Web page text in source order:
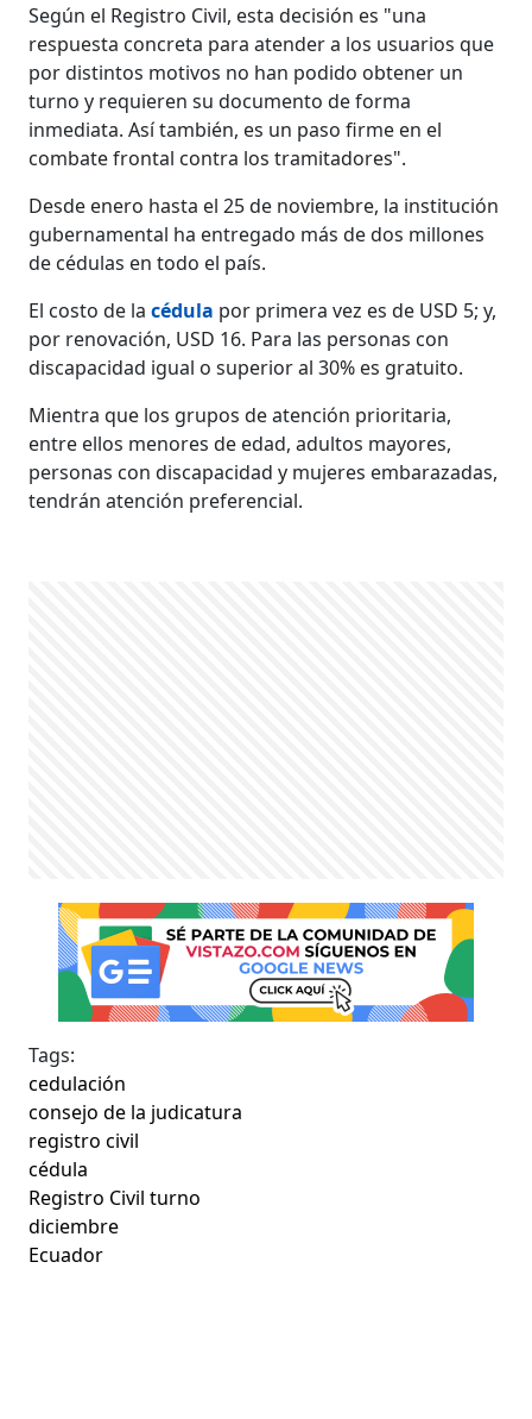
Según el Registro Civil, esta decisión es "una
respuesta concreta para atender a los usuarios que
por distintos motivos no han podido obtener un
turno y requieren su documento de forma
inmediata. Así también, es un paso firme en el
combate frontal contra los tramitadores".
Desde enero hasta el 25 de noviembre, la institución
gubernamental ha entregado más de dos millones
de cédulas en todo el país.
El costo de lacédula por primera vez es de USD 5; y,
por renovación, USD 16. Para las personas con
discapacidad igual o superior al 30% es gratuito.
Mientra que los grupos de atención prioritaria,
entre ellos menores de edad, adultos mayores,
personas con discapacidad y mujeres embarazadas,
tendrán atención preferencial.
Tags:
cedulación
consejo de la judicatura
registro civil
cédula
Registro Civil turno
diciembre
Ecuador